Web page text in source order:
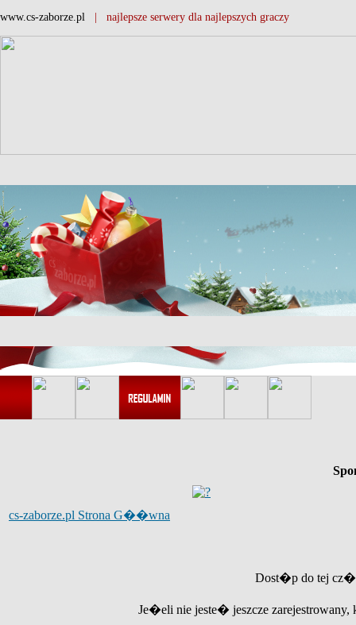
www.cs-zaborze.pl | najlepsze serwery dla najlepszych graczy
cs-zaborze.pl Strona G��wna
Dost�p do tej
Je�eli nie jeste� jeszcze